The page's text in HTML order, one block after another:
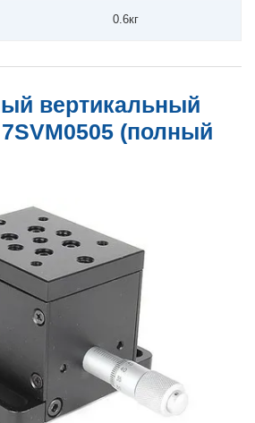
0.6кг
вертикальный
(полный